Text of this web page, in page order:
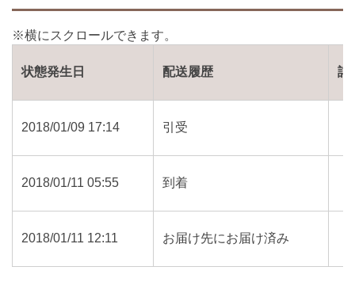
状態発生日 配送履歴 詳
2018/01/09 17:14 引受
2018/01/11 05:55 到着
2018/01/11 12:11 お届け先にお届け済み